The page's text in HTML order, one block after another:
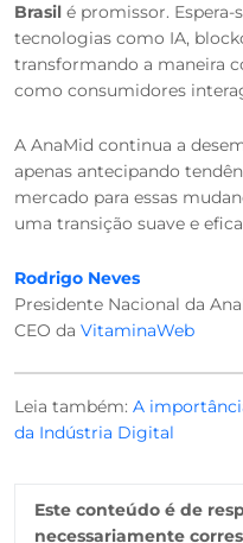
Brasil é promissor. Espera-
tecnologias como IA,
transformando a maneira
como consumidores
A AnaMid continua a
apenas antecipando
mercado para essas
uma transição suave e
Rodrigo Neves
Presidente Nacional da
CEO da VitaminaWeb
Leia também: A
da Indústria Digital
Este conteúdo é de
necessariamente